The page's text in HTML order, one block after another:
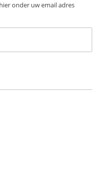
onder uw email adres